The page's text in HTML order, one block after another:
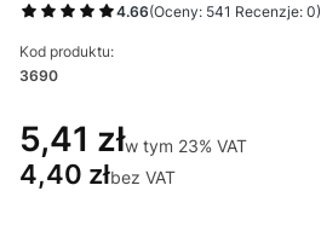
4.66(Oceny: 541 Recenzje: 0)
Kod produktu:
3690
5,41 złw tym 23% VAT
w tym 23% VAT
4,40 złbez VAT